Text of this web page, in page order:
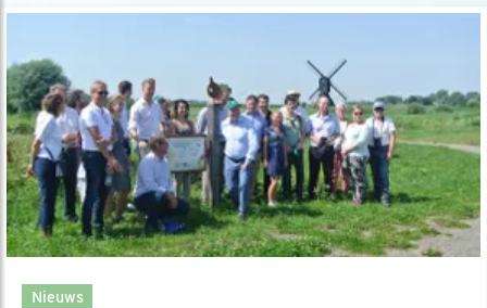
Nieuws